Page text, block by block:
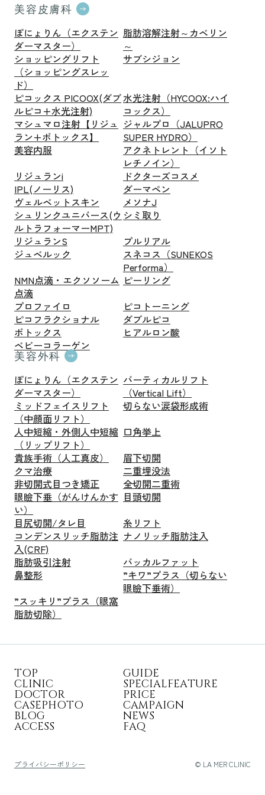
美容皮膚科
ぽにょりん（エクステン
ダーマスター）
脂肪溶解注射～カベリン
～
ショッピングリフト
（ショッピングスレッ
ド）
サブシジョン
ピコックス PICOOX(ダブ
ルピコ+水光注射)
水光注射（HYCOOX:ハイ
コックス）
マシュマロ注射【リジュ
ラン+ボトックス】
ジャルプロ（JALUPRO
SUPER HYDRO）
美容内服
アクネトレント（イソト
レチノイン）
リジュランi
ドクターズコスメ
IPL(ノーリス)
ダーマペン
ヴェルベットスキン
メソナJ
シュリンクユニバース(ウ
ルトラフォーマーMPT)
シミ取り
リジュランS
プルリアル
ジュベルック
スネコス（SUNEKOS
Performa）
NMN点滴・エクソソーム
点滴
ピーリング
プロファイロ
ピコトーニング
ピコフラクショナル
ダブルピコ
ボトックス
ヒアルロン酸
ベビーコラーゲン
美容外科
ぽにょりん（エクステン
ダーマスター）
バーティカルリフト
（Vertical Lift）
ミッドフェイスリフト
（中顔面リフト）
切らない涙袋形成術
人中短縮・外側人中短縮
（リップリフト）
口角挙上
貴族手術（人工真皮）
眉下切開
クマ治療
二重埋没法
非切開式目つき矯正
全切開二重術
眼瞼下垂（がんけんかす
い）
目頭切開
目尻切開/タレ目
糸リフト
コンデンスリッチ脂肪注
入(CRF)
ナノリッチ脂肪注入
脂肪吸引注射
バッカルファット
鼻整形
”キワ”プラス（切らない
眼瞼下垂術）
”スッキリ”プラス（眼窩
脂肪切除）
TOP GUIDE
CLINIC SPECIALFEATURE
DOCTOR PRICE
CASEPHOTO CAMPAIGN
BLOG NEWS
ACCESS FAQ
プライバシーポリシー © LA MER CLINIC